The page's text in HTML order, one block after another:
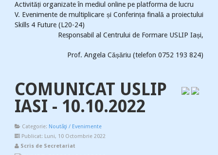
Activități organizate în mediul online pe platforma de lucru
V. Evenimente de multiplicare și Conferința finală a proiectului
Skills 4 Future (L20-24)
Responsabil al Centrului de Formare USLIP Iași,
Prof. Angela Cășăriu (telefon 0752 193 824)
COMUNICAT USLIP
IASI - 10.10.2022
Categorie: Noutăţi / Evenimente
Publicat: Luni, 10 Octombrie 2022
Scris de Secretariat